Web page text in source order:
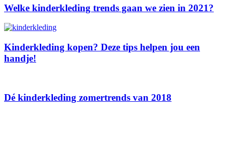
Welke kinderkleding trends gaan we zien in 2021?
Kinderkleding kopen? Deze tips helpen jou een
handje!
Dé kinderkleding zomertrends van 2018